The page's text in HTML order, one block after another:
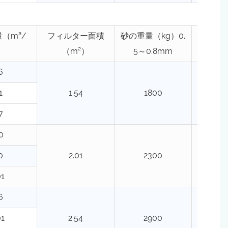
（m³/
フィルター面積
（m²）
砂の重量（kg）0.
5～0.8mm
1.54 1800
2.01 2300
2.54 2900